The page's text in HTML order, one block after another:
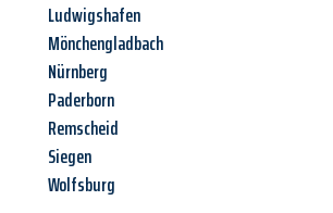
Ludwigshafen
Mönchengladbach
Nürnberg
Paderborn
Remscheid
Siegen
Wolfsburg